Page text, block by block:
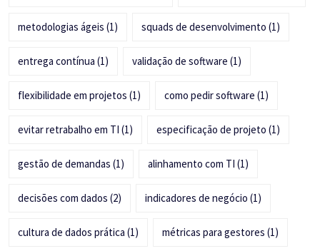
metodologias ágeis (1) squads de desenvolvimento (1)
entrega contínua (1) validação de software (1)
flexibilidade em projetos (1) como pedir software (1)
evitar retrabalho em TI (1) especificação de projeto (1)
gestão de demandas (1) alinhamento com TI (1)
decisões com dados (2) indicadores de negócio (1)
cultura de dados prática (1) métricas para gestores (1)